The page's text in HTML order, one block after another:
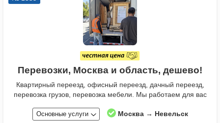
Перевозки, Москва и область, дешево!
Квартирный переезд, офисный переезд, дачный переезд,
перевозка грузов, перевозка мебели. Мы работаем для вас
Основные услуги Москва → Невельск